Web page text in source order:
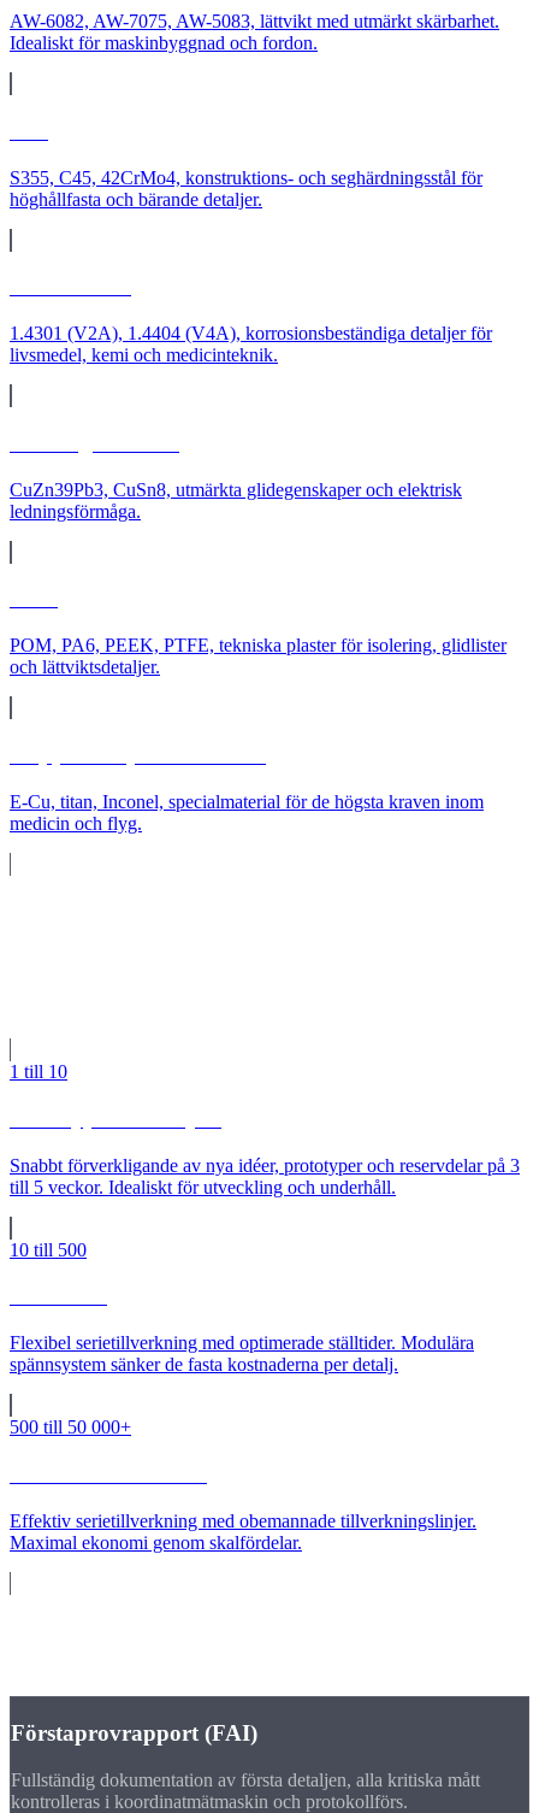
AW-6082, AW-7075, AW-5083, lättvikt med utmärkt skärbarhet.
Idealiskt för maskinbyggnad och fordon.
S355, C45, 42CrMo4, konstruktions- och seghärdningsstål för
höghållfasta och bärande detaljer.
1.4301 (V2A), 1.4404 (V4A), korrosionsbeständiga detaljer för
livsmedel, kemi och medicinteknik.
CuZn39Pb3, CuSn8, utmärkta glidegenskaper och elektrisk
ledningsförmåga.
POM, PA6, PEEK, PTFE, tekniska plaster för isolering, glidlister
och lättviktsdetaljer.
E-Cu, titan, Inconel, specialmaterial för de högsta kraven inom
medicin och flyg.
1 till 10
Snabbt förverkligande av nya idéer, prototyper och reservdelar på 3
till 5 veckor. Idealiskt för utveckling och underhåll.
10 till 500
Flexibel serietillverkning med optimerade ställtider. Modulära
spännsystem sänker de fasta kostnaderna per detalj.
500 till 50 000+
Effektiv serietillverkning med obemannade tillverkningslinjer.
Maximal ekonomi genom skalfördelar.
Förstaprovrapport (FAI)
Fullständig dokumentation av första detaljen, alla kritiska mått
kontrolleras i koordinatmätmaskin och protokollförs.